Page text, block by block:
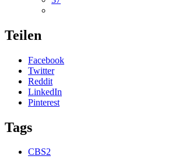
Teilen
Facebook
Twitter
Reddit
LinkedIn
Pinterest
Tags
CBS2